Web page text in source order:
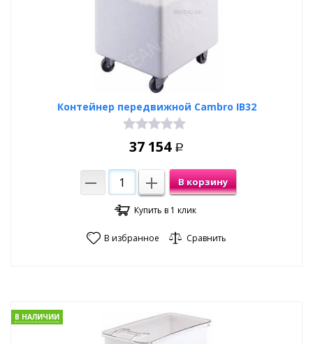
Контейнер передвижной Cambro IB32
37 154 Р
В корзину
Купить в 1 клик
В избранное Сравнить
В НАЛИЧИИ